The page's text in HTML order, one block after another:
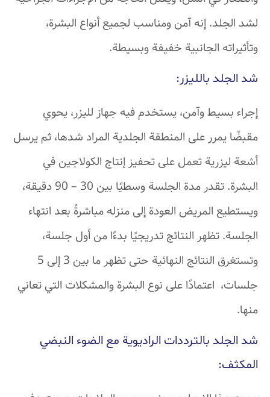
لشد الجلد. إنه آمن ومناسب لجميع أنواع البشرة،
وتأثيراته الجانبية خفيفة وبسيطة.
شد الجلد بالليزر:
إجراء بسيط وآمن، يستخدم فيه جهاز لليزر، يحوي
مقبضًا يمرر على المنطقة الجلدية المراد شدها، ثم يرسل
أشعة ليزرية تعمل على تحفيز إنتاج الكولاجين في
البشرة. تقدر مدة الجلسة وسطيًا بين 30 – 90 دقيقة،
ويستطيع المريض العودة إلى منزله مباشرةً بعد انتهاء
الجلسة. تظهر النتائج تدريجيًا بدءًا من أول جلسة،
وتستغرق النتائج النهائية حتى تظهر ما بين 3 إلى 5
جلسات، اعتمادًا على نوع البشرة والمشكلات التي تعاني
منها.
شد الجلد بالترددات الراديوية مع الضوء النبضي
المكثف: